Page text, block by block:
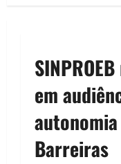
em
Barreiras